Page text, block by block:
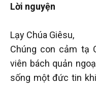
Lời nguyện
Lạy Chúa Giêsu,
Chúng con cảm tạ
viên bách quản
sống một đức tin